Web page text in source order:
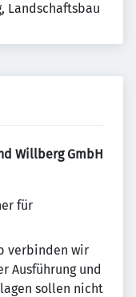
Landschaftsbau
Willberg GmbH
für
verbinden wir
Ausführung und
sollen nicht